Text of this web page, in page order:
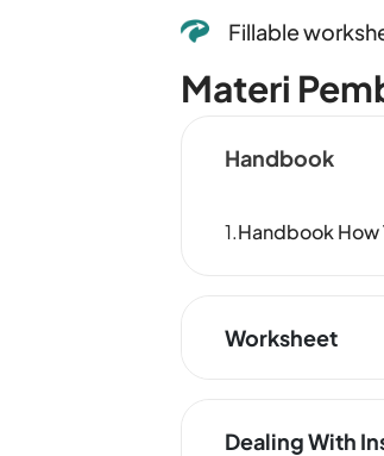
Fillable
Materi
Handbook
Handbook How
Worksheet
Dealing With